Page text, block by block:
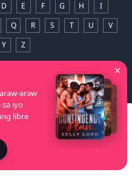
D E F G H
I
Q R S T U
V
Y Z
araw
iyo
libre